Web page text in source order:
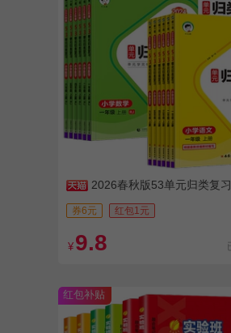
2026春秋版53单元归类复
券6元 红包1元
¥ 9.8
红包补贴